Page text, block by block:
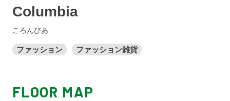
Columbia
ころんびあ
ファッション ファッション雑貨
FLOOR MAP